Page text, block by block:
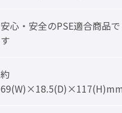
安心・安全のPSE適合商品で
す
約